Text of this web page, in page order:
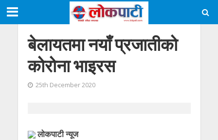
बेलायतमा नयाँ प्रजातीको
कोरोना भाइरस
25th December 2020
लोकपाटी न्यूज